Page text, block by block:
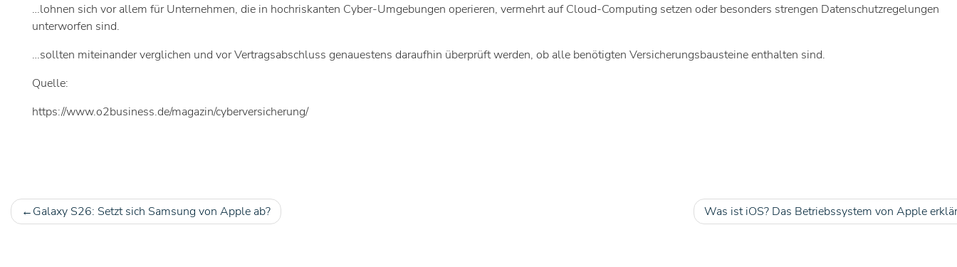
…lohnen sich vor allem für Unternehmen, die in hochriskanten Cyber-Umgebungen operieren, vermehrt auf Cloud-Computing setzen oder besonders strengen Datenschutzregelungen
unterworfen sind.
…sollten miteinander verglichen und vor Vertragsabschluss genauestens daraufhin überprüft werden, ob alle benötigten Versicherungsbausteine enthalten sind.
Quelle:
https://www.o2business.de/magazin/cyberversicherung/
Beitragsnavigation
Galaxy S26: Setzt sich Samsung von Apple ab? Was ist iOS? Das Betriebssystem von Apple